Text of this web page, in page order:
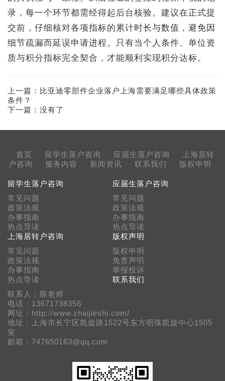
录，每一个环节都需经得起后台核验。建议在正式提
交前，仔细核对各项指标的累计时长与数值，避免因
细节疏漏而延误申请进程。只有当个人条件、单位资
质与积分指标完全契合，才能顺利实现积分达标。
上一篇： 比亚迪零部件企业落户上海需要满足哪些具体政策
条件？
下一篇：没有了
首页 留学生落户咨询 应届生落户咨询
上海居转
户咨询
服务内容 新闻资讯 联系我们 版权申明
留学生落户咨询
常见问题
政策法规
办事指南
热点导读
应届生落户咨询
常见问题
政策法规
办事指南
热点导读
上海居转户咨询
常见问题
政策法规
办事指南
热点导读
版权声明
版权申明
免责声明
举报投诉
联系我们
联系人：陈老师
电话：13671738356
网址：http://www.zhaijieshi.com/
地址：上海市长宁区凯旋路1522号东方明珠凯旋中心1505
室
邮箱：747650163@qq.com